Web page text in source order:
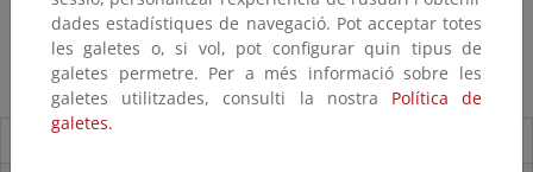
2007
Disponibilidad :Nacional
Novedades
dades estadístiques de navegació. Pot acceptar totes
les galetes o, si vol, pot configurar quin tipus de
galetes permetre. Per a més informació sobre les
galetes utilitzades, consulti la nostra Política de
galetes.